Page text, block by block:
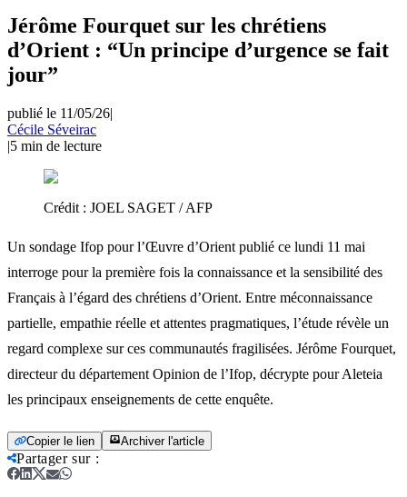
Jérôme Fourquet sur les chrétiens
d’Orient : “Un principe d’urgence se fait
jour”
publié le 11/05/26|
Cécile Séveirac
|5 min de lecture
Crédit : JOEL SAGET / AFP
Un sondage Ifop pour l’Œuvre d’Orient publié ce lundi 11 mai
interroge pour la première fois la connaissance et la sensibilité des
Français à l’égard des chrétiens d’Orient. Entre méconnaissance
partielle, empathie réelle et attentes pragmatiques, l’étude révèle un
regard complexe sur ces communautés fragilisées. Jérôme Fourquet,
directeur du département Opinion de l’Ifop, décrypte pour Aleteia
les principaux enseignements de cette enquête.
Copier le lien Archiver l'article
Partager sur: